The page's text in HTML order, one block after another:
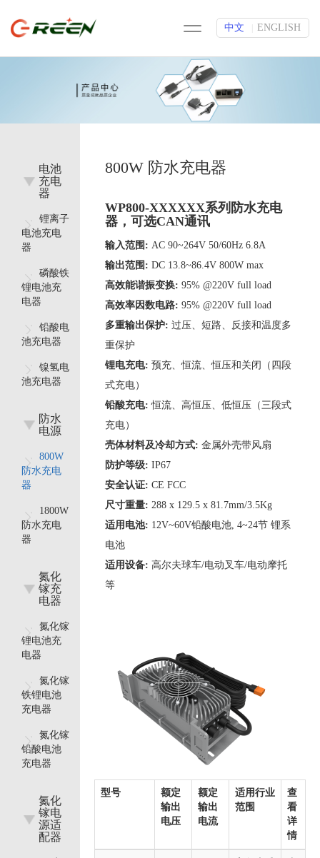
中文 ENGLISH
电池
充电
器
锂离子
电池充电
器
磷酸铁
锂电池充
电器
铅酸电
池充电器
镍氢电
池充电器
防水
电源
800W
防水充电
器
1800W
防水充电
器
氮化
镓充
电器
氮化镓
锂电池充
电器
氮化镓
铁锂电池
充电器
氮化镓
铅酸电池
充电器
氮化
镓电
源适
配器
800W 防水充电器
WP800-XXXXXX系列防水充电
器，可选CAN通讯
输入范围: AC 90~264V 50/60Hz 6.8A
输出范围: DC 13.8~86.4V 800W max
高效能谐振变换: 95% @220V full load
高效率因数电路: 95% @220V full load
多重输出保护: 过压、短路、反接和温度多
重保护
锂电充电: 预充、恒流、恒压和关闭（四段
式充电）
铅酸充电:恒流、高恒压、低恒压（三段式
充电）
壳体材料及冷却方式: 金属外壳带风扇
防护等级: IP67
安全认证: CE FCC
尺寸重量: 288 x 129.5 x 81.7mm/3.5Kg
适用电池: 12V~60V铅酸电池, 4~24节 锂系
电池
适用设备: 高尔夫球车/电动叉车/电动摩托
等
型号
额定
输出
电压
额定
输出
电流
适用行业
范围
查
看
详
情